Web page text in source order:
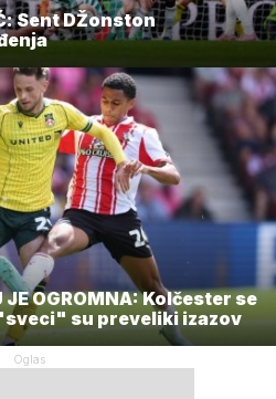
Sent DŽonston
JE OGROMNA: Kolčester se
su preveliki izazov